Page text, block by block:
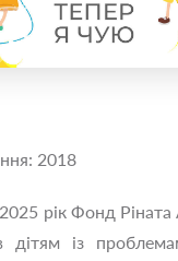
2018
рік Фонд Ріната
дітям із